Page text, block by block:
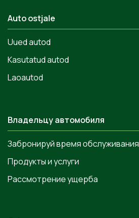
Auto ostjale
Uued autod
Kasutatud autod
Laoautod
Владельцу автомобиля
Забронируй время обслуживания
Продукты и услуги
Рассмотрение ущерба